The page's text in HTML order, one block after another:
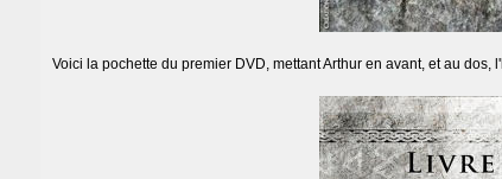
Voici la pochette du premier DVD, mettant Arthur en avant, et au dos,